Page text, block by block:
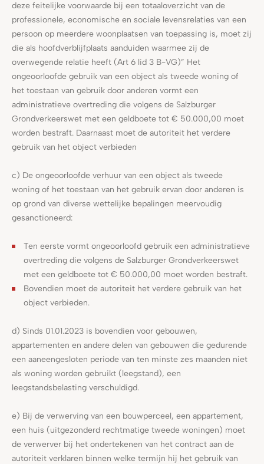
deze feitelijke voorwaarde bij een totaaloverzicht van de
professionele, economische en sociale levensrelaties van een
persoon op meerdere woonplaatsen van toepassing is, moet zij
die als hoofdverblijfplaats aanduiden waarmee zij de
overwegende relatie heeft (Art 6 lid 3 B-VG)” Het
ongeoorloofde gebruik van een object als tweede woning of
het toestaan van gebruik door anderen vormt een
administratieve overtreding die volgens de Salzburger
Grondverkeerswet met een geldboete tot € 50.000,00 moet
worden bestraft. Daarnaast moet de autoriteit het verdere
gebruik van het object verbieden
c) De ongeoorloofde verhuur van een object als tweede
woning of het toestaan van het gebruik ervan door anderen is
op grond van diverse wettelijke bepalingen meervoudig
gesanctioneerd:
Ten eerste vormt ongeoorloofd gebruik een administratieve
overtreding die volgens de Salzburger Grondverkeerswet
met een geldboete tot € 50.000,00 moet worden bestraft.
Bovendien moet de autoriteit het verdere gebruik van het
object verbieden.
d) Sinds 01.01.2023 is bovendien voor gebouwen,
appartementen en andere delen van gebouwen die gedurende
een aaneengesloten periode van ten minste zes maanden niet
als woning worden gebruikt (leegstand), een
leegstandsbelasting verschuldigd.
e) Bij de verwerving van een bouwperceel, een appartement,
een huis (uitgezonderd rechtmatige tweede woningen) moet
de verwerver bij het ondertekenen van het contract aan de
autoriteit verklaren binnen welke termijn hij het gebruik van